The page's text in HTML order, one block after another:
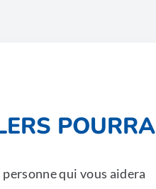
POURRA
qui vous aidera